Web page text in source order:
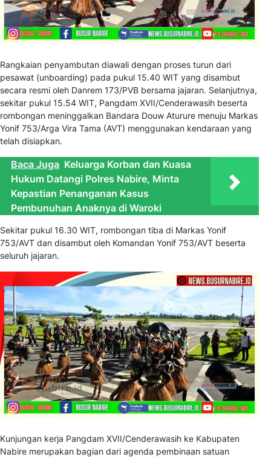
Rangkaian penyambutan diawali dengan proses turun dari
pesawat (unboarding) pada pukul 15.40 WIT yang disambut
secara resmi oleh Danrem 173/PVB bersama jajaran. Selanjutnya,
sekitar pukul 15.54 WIT, Pangdam XVII/Cenderawasih beserta
rombongan meninggalkan Bandara Douw Aturure menuju Markas
Yonif 753/Arga Vira Tama (AVT) menggunakan kendaraan yang
telah disiapkan.
Baca Juga Keluarga Korban dan Kuasa
Hukum Datangi Polres Nabire, Minta
Kepastian Penanganan Kasus
Pembunuhan Anaknya di Waroki
Sekitar pukul 16.30 WIT, rombongan tiba di Markas Yonif
753/AVT dan disambut oleh Komandan Yonif 753/AVT beserta
seluruh jajaran.
Kunjungan kerja Pangdam XVII/Cenderawasih ke Kabupaten
Nabire merupakan bagian dari agenda pembinaan satuan